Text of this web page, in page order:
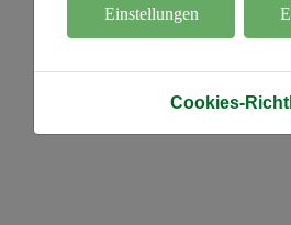
Einstellungen
Cookies-